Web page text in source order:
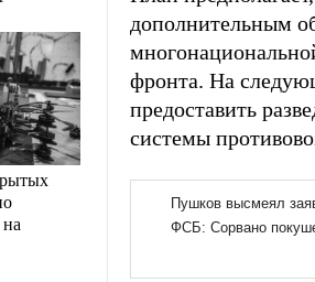
дополнительным
фронта. На
предоставить
системы